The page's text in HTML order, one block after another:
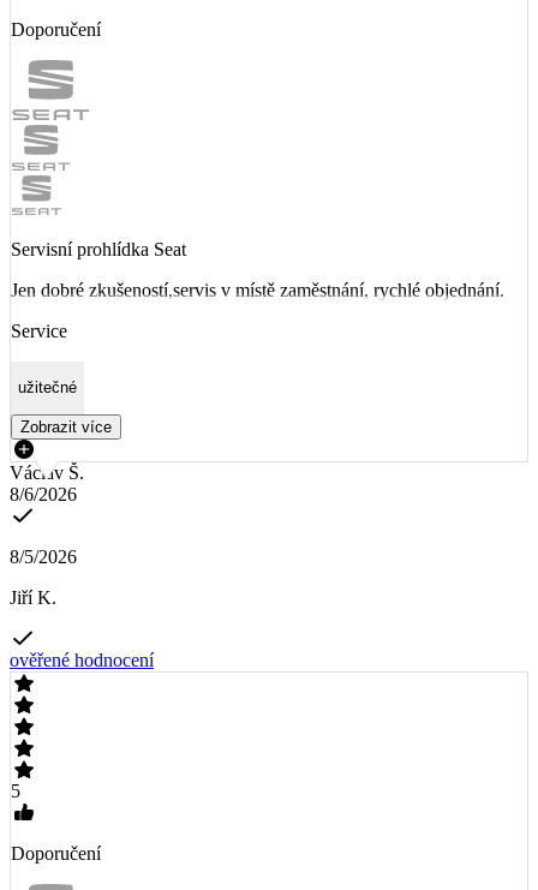
Doporučení
Servisní prohlídka Seat
Jen dobré zkušeností,servis v místě zaměstnání, rychlé objednání.
Service
užitečné
Zobrazit více
Václav Š.
8/6/2026
8/5/2026
Jiří K.
ověřené hodnocení
5
Doporučení